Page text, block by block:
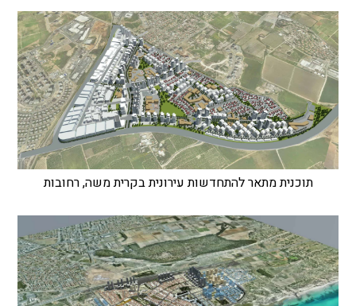
תוכנית מתאר להתחדשות עירונית בקרית משה, רחובות